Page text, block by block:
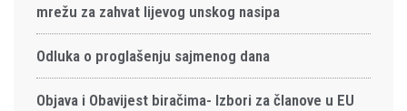
mrežu za zahvat lijevog unskog nasipa
Odluka o proglašenju sajmenog dana
Objava i Obavijest biračima- Izbori za članove u EU